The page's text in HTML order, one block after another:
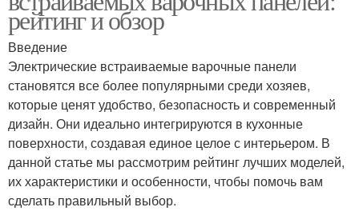
рейтинг и обзор
Введение
Электрические встраиваемые варочные панели
становятся все более популярными среди хозяев,
которые ценят удобство, безопасность и современный
дизайн. Они идеально интегрируются в кухонные
поверхности, создавая единое целое с интерьером. В
данной статье мы рассмотрим рейтинг лучших моделей,
их характеристики и особенности, чтобы помочь вам
сделать правильный выбор.